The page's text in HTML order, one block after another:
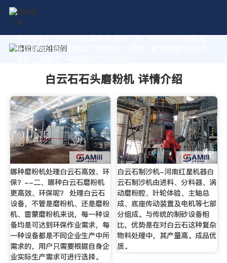
作为专业的 白云石石头磨粉机 制造厂家，我们致力于为您量
身定制高价值的粉体加工系统方案。获取厂家直销报价及技术
白云石石头磨粉机 详情介绍
哪种磨粉机处理白云石高效、环
保？--二、哪种白云石磨粉机
更高效、环保呢？ 处理白云石
设备，不管是磨粉机、还是磨粉
机、雷蒙磨粉机来说，每一种设
备均是可达到环保作业需求，每
一种设备都是不同企业生产中所
需求的，用户只需要根据自身企
业实际生产需求可进行选择。
白云石制沙机-河南红星机器白
云石制沙机由进料、分料器、涡
动磨粉腔、叶轮体验、主轴总
成、底座传动装置及电机等七部
分组成。与传统的制砂设备相
比，优势是在对白云石这种复杂
物料处理中，其产量高。成品优
质。